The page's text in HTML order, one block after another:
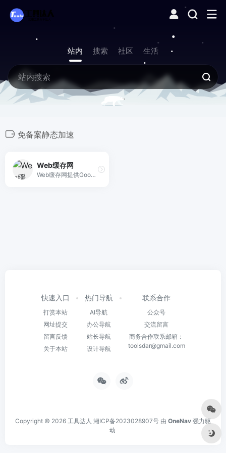
站内 搜索 社区 生活
免备案静态加速
Web缓存网
Web缓存网提供Google字体、CDNJS、NPM、GitHub及Gravatar的国内镜像加速，全部免费、免注册、极速稳定。
快速入口
打赏本站
网址提交
留言反馈
关于本站
热门导航
AI导航
办公导航
站长导航
设计导航
联系合作
公众号
交流留言
商务合作联系邮箱：
toolsdar@gmail.com
Copyright © 2026 工具达人 湘ICP备2023028907号 由 OneNav 强力驱
动